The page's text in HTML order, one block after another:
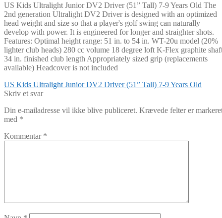
US Kids Ultralight Junior DV2 Driver (51” Tall) 7-9 Years Old The
2nd generation Ultralight DV2 Driver is designed with an optimized
head weight and size so that a player's golf swing can naturally
develop with power. It is engineered for longer and straighter shots.
Features: Optimal height range: 51 in. to 54 in. WT-20u model (20%
lighter club heads) 280 cc volume 18 degree loft K-Flex graphite
34 in. finished club length Appropriately sized grip (replacements
available) Headcover is not included
Indlægsnavigation
Forrige
indlæg:
US Kids Ultralight Junior DV2 Driver (51” Tall) 7-9 Years Old
Skriv et svar
Din e-mailadresse vil ikke blive publiceret. Krævede felter er
med *
Kommentar *